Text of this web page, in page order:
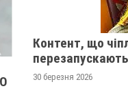
У ПОЛТАВСЬКІЙ
РОЗШУКУЮТЬ
Контент, що
30 березня 2026